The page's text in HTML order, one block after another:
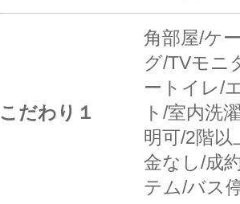
こだわり１
角部屋/ケ
グ/TVモニ
ートイレ/
ト/室内洗
明可/2階以
金なし/成
テム/バス